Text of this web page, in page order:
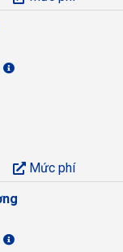
Mức phí